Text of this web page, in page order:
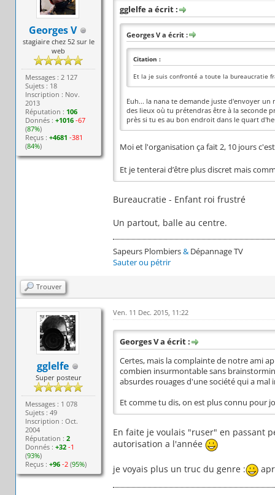
Georges V
stagiaire chez 52 sur le
web
Messages : 2 127
Sujets : 18
Inscription : Nov.
2013
Réputation : 106
Donnés :+1016 -67
(87%)
Reçus :+4681 -381
(84%)
gglelfe a écrit :
Georges V a écrit :
Citation :
Et la je suis confronté a toute la bureaucratie
Euh... la nana te demande juste d'envoyer
des lieux où tu prétendras être à la seconde
près si tu es au bon endroit dans le quart
Moi et l'organisation ça fait 2, 10 jours
Et je tenterai d’être plus discret mais
Bureaucratie - Enfant roi frustré
Un partout, balle au centre.
Sapeurs Plombiers&Dépannage TV
Sauter ou pétrir
Trouver
gglelfe
Super posteur
Messages : 1 078
Sujets : 49
Inscription : Oct.
2004
Réputation :2
Donnés :+32 -1
(93%)
Reçus :+96 -2 (95%)
Ven. 11 Dec. 2015, 11:22
Georges V a écrit :
Certes, mais la complainte de notre ami
combien insurmontable sans
absurdes rouages d'une société qui a
Et comme tu dis, on est plus connu pour
En faite je voulais "ruser" en passant
autorisation a l'année
je voyais plus un truc du genre :